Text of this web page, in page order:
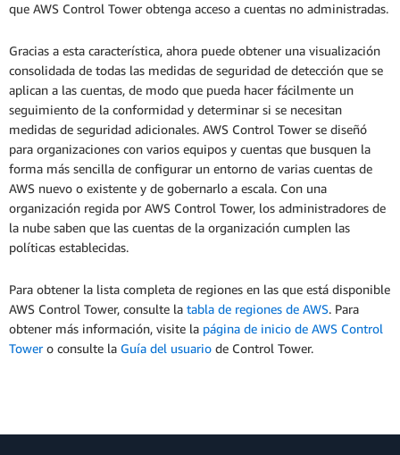
que AWS Control Tower obtenga acceso a cuentas no administradas.
Gracias a esta característica, ahora puede obtener una visualización
consolidada de todas las medidas de seguridad de detección que se
aplican a las cuentas, de modo que pueda hacer fácilmente un
seguimiento de la conformidad y determinar si se necesitan
medidas de seguridad adicionales. AWS Control Tower se diseñó
para organizaciones con varios equipos y cuentas que busquen la
forma más sencilla de configurar un entorno de varias cuentas de
AWS nuevo o existente y de gobernarlo a escala. Con una
organización regida por AWS Control Tower, los administradores de
la nube saben que las cuentas de la organización cumplen las
políticas establecidas.
Para obtener la lista completa de regiones en las que está disponible
AWS Control Tower, consulte la tabla de regiones de AWS. Para
obtener más información, visite la página de inicio de AWS Control
Towero consulte la Guía del usuario de Control Tower.